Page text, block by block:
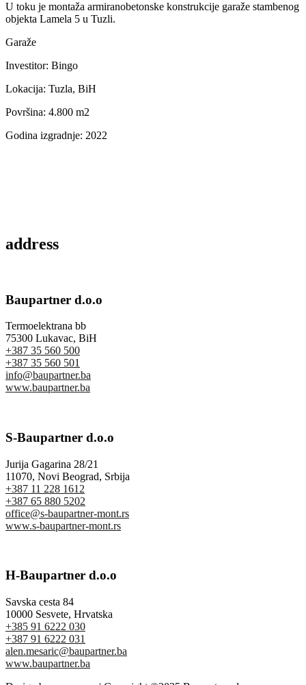
U toku je montaža armiranobetonske konstrukcije garaže stambenog
objekta Lamela 5 u Tuzli.
Garaže
Investitor: Bingo
Lokacija: Tuzla, BiH
Površina: 4.800 m2
Godina izgradnje: 2022
address
Baupartner d.o.o
Termoelektrana bb
75300 Lukavac, BiH
+387 35 560 500
+387 35 560 501
info@baupartner.ba
www.baupartner.ba
S-Baupartner d.o.o
Jurija Gagarina 28/21
11070, Novi Beograd, Srbija
+387 11 228 1612
+387 65 880 5202
office@s-baupartner-mont.rs
www.s-baupartner-mont.rs
H-Baupartner d.o.o
Savska cesta 84
10000 Sesvete, Hrvatska
+385 91 6222 030
+387 91 6222 031
alen.mesaric@baupartner.ba
www.baupartner.ba